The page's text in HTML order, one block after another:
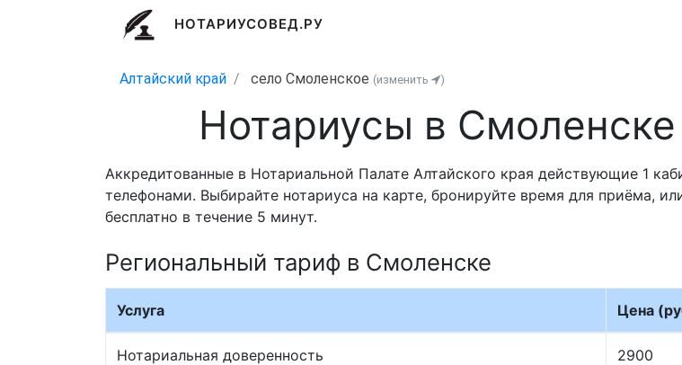
НОТАРИУСОВЕД.РУ
Алтайский край село Смоленское (изменить )
Нотариусы в Смоленске
Аккредитованные в Нотариальной Палате Алтайского края действующие 1
телефонами. Выбирайте нотариуса на карте, бронируйте время для приёма,
бесплатно в течение 5 минут.
Региональный тариф в Смоленске
Услуга Цена
Нотариальная доверенность 2900